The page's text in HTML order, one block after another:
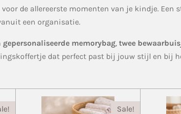
de allereerste momenten van je kindje. Een
een organisatie.
gepersonaliseerde memorybag, twee
dat perfect past bij jouw stijl en bij
Sale!